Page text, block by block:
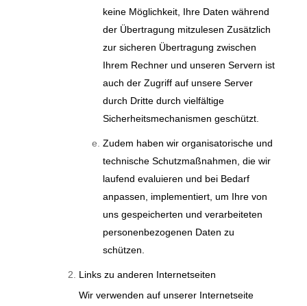
keine Möglichkeit, Ihre Daten während
der Übertragung mitzulesen Zusätzlich
zur sicheren Übertragung zwischen
Ihrem Rechner und unseren Servern ist
auch der Zugriff auf unsere Server
durch Dritte durch vielfältige
Sicherheitsmechanismen geschützt.
Zudem haben wir organisatorische und
technische Schutzmaßnahmen, die wir
laufend evaluieren und bei Bedarf
anpassen, implementiert, um Ihre von
uns gespeicherten und verarbeiteten
personenbezogenen Daten zu
schützen.
Links zu anderen Internetseiten
Wir verwenden auf unserer Internetseite